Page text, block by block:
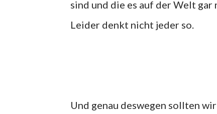
sind und die es auf der Welt
Leider denkt nicht jeder so.
Und genau deswegen sollten